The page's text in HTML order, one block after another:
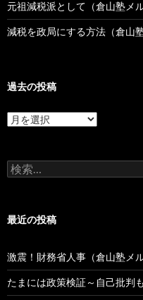
元祖減税派として（倉山塾メ
減税を政局にする方法（倉山
過去の投稿
過
去
稿
検
索:
最近の投稿
激震！財務省人事（倉山塾メ
たまには政策検証～自己批判